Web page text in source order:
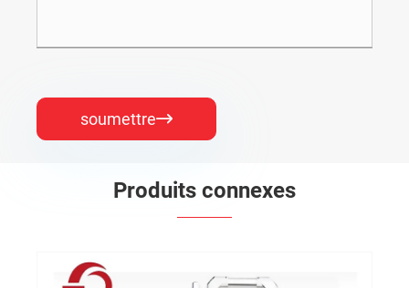
soumettre
Produits connexes